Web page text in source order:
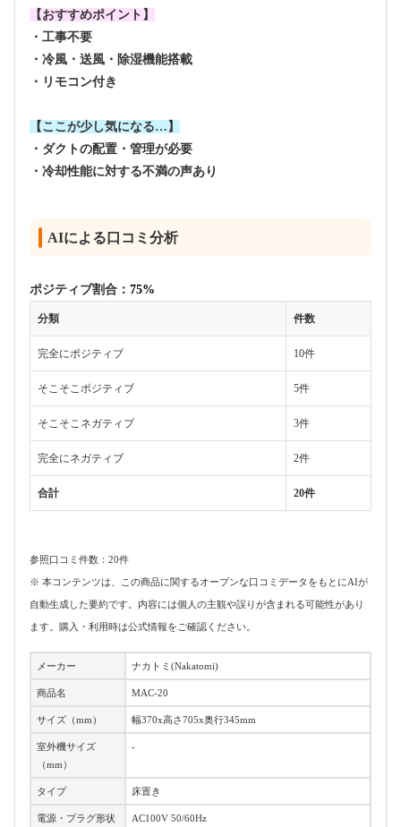
【おすすめポイント】
・工事不要
・冷風・送風・除湿機能搭載
・リモコン付き
【ここが少し気になる…】
・ダクトの配置・管理が必要
・冷却性能に対する不満の声あり
AIによる口コミ分析
ポジティブ割合： 75%
分類 件数
完全にポジティブ 10件
そこそこポジティブ 5件
そこそこネガティブ 3件
完全にネガティブ 2件
合計 20件
参照口コミ件数：20件
※ 本コンテンツは、この商品に関するオープンな口コミデータをもとにAIが
自動生成した要約です。内容には個人の主観や誤りが含まれる可能性があり
ます。購入・利用時は公式情報をご確認ください。
メーカー ナカトミ(Nakatomi)
商品名 MAC-20
サイズ（mm） 幅370x高さ705x奥行345mm
室外機サイズ
（mm）
-
タイプ 床置き
電源・プラグ形状 AC100V 50/60Hz